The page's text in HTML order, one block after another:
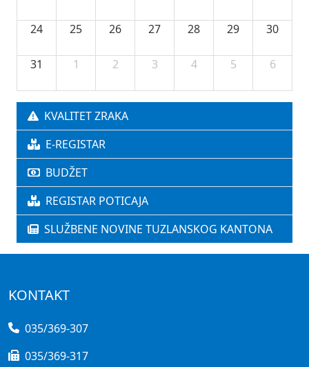
24 25 26 27 28 29 30
31 1 2 3 4 5 6
KVALITET ZRAKA
E-REGISTAR
BUDŽET
REGISTAR POTICAJA
SLUŽBENE NOVINE TUZLANSKOG KANTONA
KONTAKT
035/369-307
035/369-317